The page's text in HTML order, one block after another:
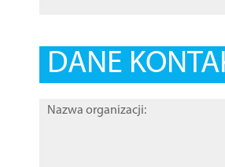
DANE
Nazwa organizacji: